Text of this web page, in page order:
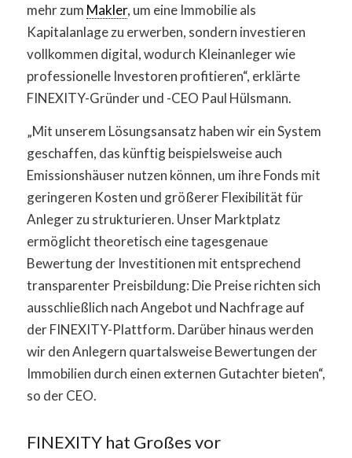
mehr zum Makler, um eine Immobilie als
Kapitalanlage zu erwerben, sondern investieren
vollkommen digital, wodurch Kleinanleger wie
professionelle Investoren profitieren“, erklärte
FINEXITY-Gründer und -CEO Paul Hülsmann.
„Mit unserem Lösungsansatz haben wir ein System
geschaffen, das künftig beispielsweise auch
Emissionshäuser nutzen können, um ihre Fonds mit
geringeren Kosten und größerer Flexibilität für
Anleger zu strukturieren. Unser Marktplatz
ermöglicht theoretisch eine tagesgenaue
Bewertung der Investitionen mit entsprechend
transparenter Preisbildung: Die Preise richten sich
ausschließlich nach Angebot und Nachfrage auf
der FINEXITY-Plattform. Darüber hinaus werden
wir den Anlegern quartalsweise Bewertungen der
Immobilien durch einen externen Gutachter bieten“,
so der CEO.
FINEXITY hat Großes vor